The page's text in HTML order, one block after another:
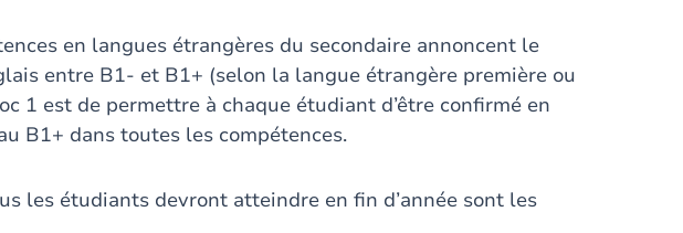
en langues étrangères du secondaire annoncent le
entre B1- et B1+ (selon la langue étrangère première ou
1 est de permettre à chaque étudiant d’être confirmé en
B1+ dans toutes les compétences.
les étudiants devront atteindre en fin d’année sont les